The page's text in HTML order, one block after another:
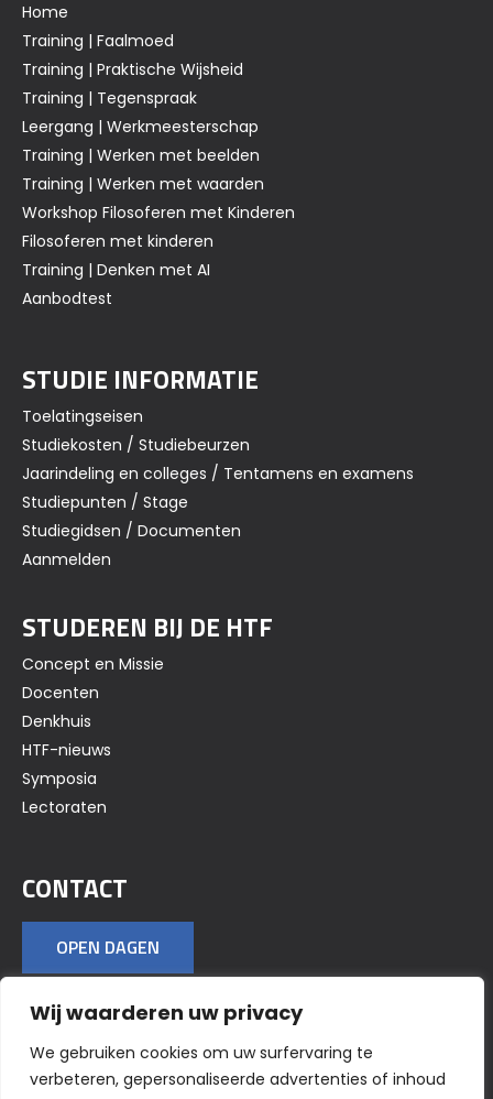
Wij waarderen uw privacy
We gebruiken cookies om uw surfervaring te
verbeteren, gepersonaliseerde advertenties of inhoud
Home
Training | Faalmoed
Training | Praktische Wijsheid
Training | Tegenspraak
Leergang | Werkmeesterschap
Training | Werken met beelden
Training | Werken met waarden
Workshop Filosoferen met Kinderen
Filosoferen met kinderen
Training | Denken met AI
Aanbodtest
STUDIE INFORMATIE
Toelatingseisen
Studiekosten / Studiebeurzen
Jaarindeling en colleges / Tentamens en examens
Studiepunten / Stage
Studiegidsen / Documenten
Aanmelden
STUDEREN BIJ DE HTF
Concept en Missie
Docenten
Denkhuis
HTF-nieuws
Symposia
Lectoraten
CONTACT
OPEN DAGEN
VOLG ONS OP SOCIAL MEDIA